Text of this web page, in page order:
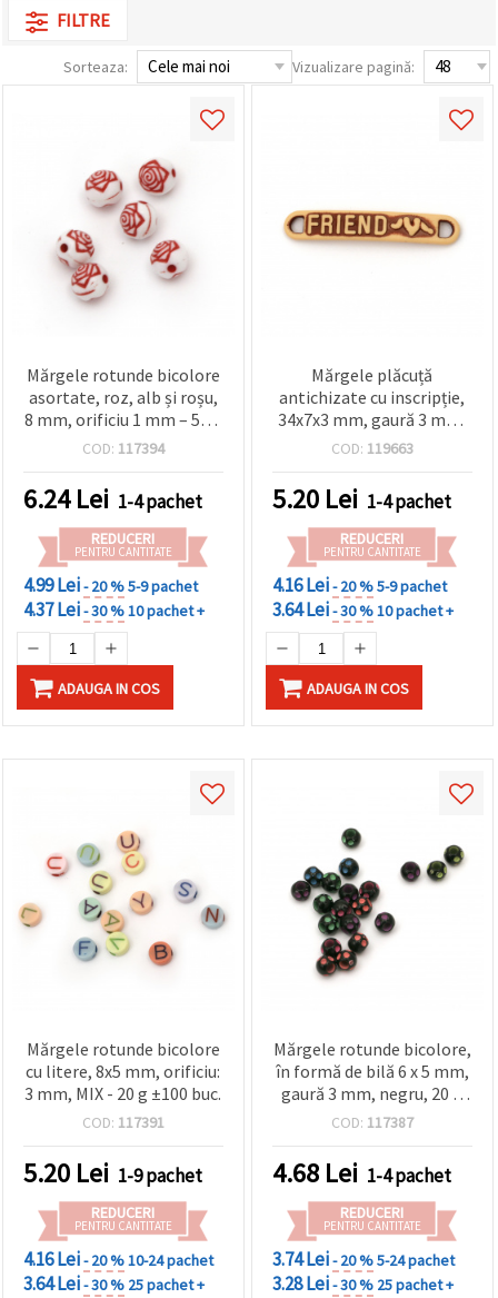
FILTRE
Sorteaza: Vizualizare pagină:
Mărgele rotunde bicolore
asortate, roz, alb și roșu,
8 mm, orificiu 1 mm – 50 g
(~190 buc.)
COD: 117394
6.24Lei 1-4 pachet
REDUCERI
PENTRU CANTITATE
4.99 Lei- 20 %5-9 pachet
4.37 Lei- 30 %10 pachet +
ADAUGA IN COS
Mărgele plăcuță
antichizate cu inscripție,
34x7x3 mm, gaură 3 mm,
acrilic, maro, 50 g (~80
COD: 119663
5.20 Lei 1-4 pachet
REDUCERI
PENTRU CANTITATE
4.16 Lei- 20 %5-9 pachet
3.64 Lei- 30 %10 pachet +
ADAUGA IN COS
Mărgele rotunde bicolore
cu litere, 8x5 mm, orificiu:
3 mm, MIX - 20 g ±100 buc.
COD: 117391
5.20 Lei 1-9 pachet
REDUCERI
PENTRU CANTITATE
4.16 Lei- 20 %10-24 pachet
3.64 Lei- 30 % 25 pachet +
Mărgele rotunde bicolore,
în formă de bilă 6 x 5 mm,
gaură 3 mm, negru, 20 g
(~200 buc.), pentru
COD: 117387
4.68 Lei 1-4 pachet
REDUCERI
PENTRU CANTITATE
3.74 Lei- 20 %5-24 pachet
3.28 Lei- 30 % 25 pachet +